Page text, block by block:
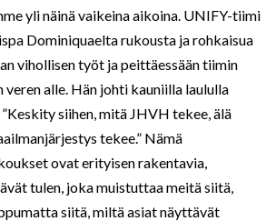
yli näinä vaikeina aikoina. UNIFY-tiimi
Dominiquaelta rukousta ja rohkaisua
vihollisen työt ja peittäessään tiimin
veren alle. Hän johti kauniilla laululla
siihen, mitä JHVH tekee, älä
tekee.” Nämä
ovat erityisen rakentavia,
tulen, joka muistuttaa meitä siitä,
siitä, miltä asiat näyttävät